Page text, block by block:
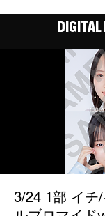
3/24 1部 イチ